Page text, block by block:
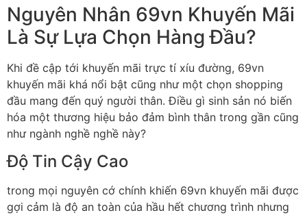
Nguyên Nhân 69vn Khuyến Mãi
Là Sự Lựa Chọn Hàng Đầu?
Khi đề cập tới khuyến mãi trực tí xíu đường, 69vn
khuyến mãi khá nổi bật cũng như một chọn shopping
đầu mang đến quý người thân. Điều gì sinh sản nó biến
hóa một thương hiệu bảo đảm bình thân trong gần cũng
như ngành nghề nghề này?
Độ Tin Cậy Cao
trong mọi nguyên cớ chính khiến 69vn khuyến mãi được
gợi cảm là độ an toàn của hầu hết chương trình nhưng